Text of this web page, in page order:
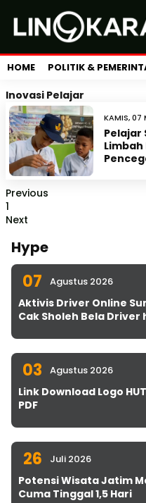
HOME POLITIK &
Inovasi Pelajar
KAMIS, 07
Pelajar
Previous
1
Next
Hype
07 Agustus 2026
Aktivis Driver Online
Cak Sholeh Bela Driver
03 Agustus 2026
Link Download Logo
PDF
26 Juli 2026
Potensi Wisata Jatim
Cuma Tinggal 1,5 Hari